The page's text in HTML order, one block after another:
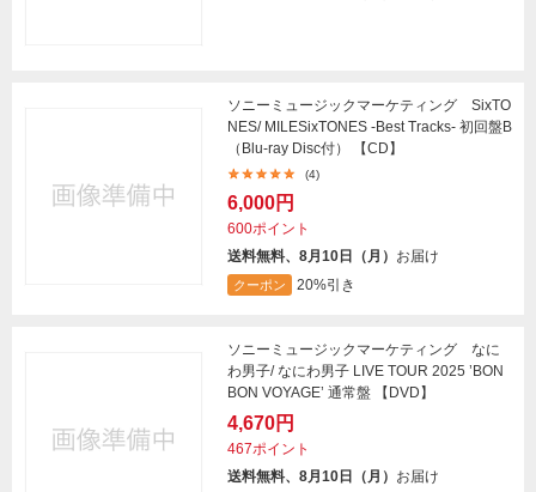
ソニーミュージックマーケティング SixTO
NES/ MILESixTONES -Best Tracks- 初回盤B
（Blu-ray Disc付） 【CD】
(4)
6,000円
600ポイント
送料無料、8月10日（月） お届け
クーポン 20%引き
ソニーミュージックマーケティング なに
わ男子/ なにわ男子 LIVE TOUR 2025 ’BON
BON VOYAGE’ 通常盤 【DVD】
4,670円
467ポイント
送料無料、8月10日（月） お届け